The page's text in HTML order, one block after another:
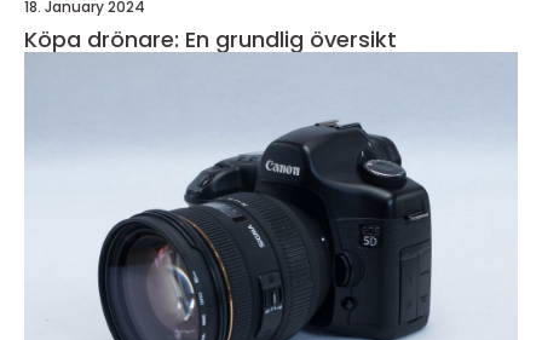
18. January 2024
Köpa drönare: En grundlig översikt